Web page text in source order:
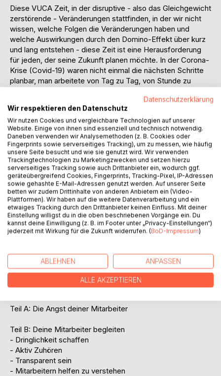
Diese VUCA Zeit, in der disruptive - also das Gleichgewicht
zerstörende - Veränderungen stattfinden, in der wir nicht
wissen, welche Folgen die Veränderungen haben und
welche Auswirkungen durch den Domino-Effekt über kurz
und lang entstehen - diese Zeit ist eine Herausforderung
für jeden, der seine Zukunft planen möchte. In der Corona-
Krise (Covid-19) waren nicht einmal die nächsten Schritte
planbar, man arbeitete von Tag zu Tag, von Stunde zu
Dieselskandal, Einfuhrzölle, Insolvenzen oder auch
Wetterkapriolen führen immer wieder dazu, dass die
Zukunft nicht planbar ist und man immer flexibler agieren
muss. Die Arbeitswelt verändert sich drastisch, die
Wirtschaft stellt sich permanent neu auf.
Wie du deine Mitarbeiter durch eine solche Krise stark
führst und dein Team motiviert durch die Veränderung
begleitest, erfährst du in diesem Ratgeber. Mit zahlreichen
Tipps und Praxisbeispielen möchte ich dir es so einfach
und praktisch anwendbar wie möglich machen. Er richtet
sich an Führungskräfte, Teamleiter, Vorstände,
Bereichsleiter, Geschäftsführer, Manager, Berater,
Vorarbeiter, Projektleiter, Praxisinhaber aber auch an
80 Seiten
INHALTSVERZEICHNIS
Teil A: Die Angst deiner Mitarbeiter
Teil B: Deine Mitarbeiter begleiten
- Dringlichkeit schaffen
- Aktiv Zuhören
- Transparent sein
- Mitarbeitern helfen zu verstehen
Datenschutzerklärung
Wir respektieren den Datenschutz
Wir nutzen Cookies und vergleichbare Technologien auf unserer
Website. Einige von ihnen sind essenziell und technisch notwendig.
Daneben verwenden wir Analysemethoden (z. B. Cookies oder
Fingerprints sowie serverseitiges Tracking), um zu messen, wie häufig
unsere Seite besucht und wie sie genutzt wird. Wir verwenden
Trackingtechnologien zu Marketingzwecken und setzen hierzu
serverseitiges Tracking sowie auch Drittanbieter ein, wodurch ggf.
geräteübergreifend Cookies, Fingerprints, Tracking-Pixel, IP-Adressen
sowie gehashte E-Mail-Adressen genutzt werden. Auf unserer Seite
betten wir zudem Drittinhalte von anderen Anbietern ein (Video-
Plattformen). Wir haben auf die weitere Datenverarbeitung und ein
etwaiges Tracking durch den Drittanbieter keinen Einfluss. Mit deiner
Einstellung willigst du in die oben beschriebenen Vorgänge ein. Du
kannst deine Einwilligung (z. B. im Footer unter „Privacy-Einstellungen“)
jederzeit mit Wirkung für die Zukunft widerrufen. (BoD-Impressum)
ABLEHNEN ANPASSEN
ALLE AKZEPTIEREN